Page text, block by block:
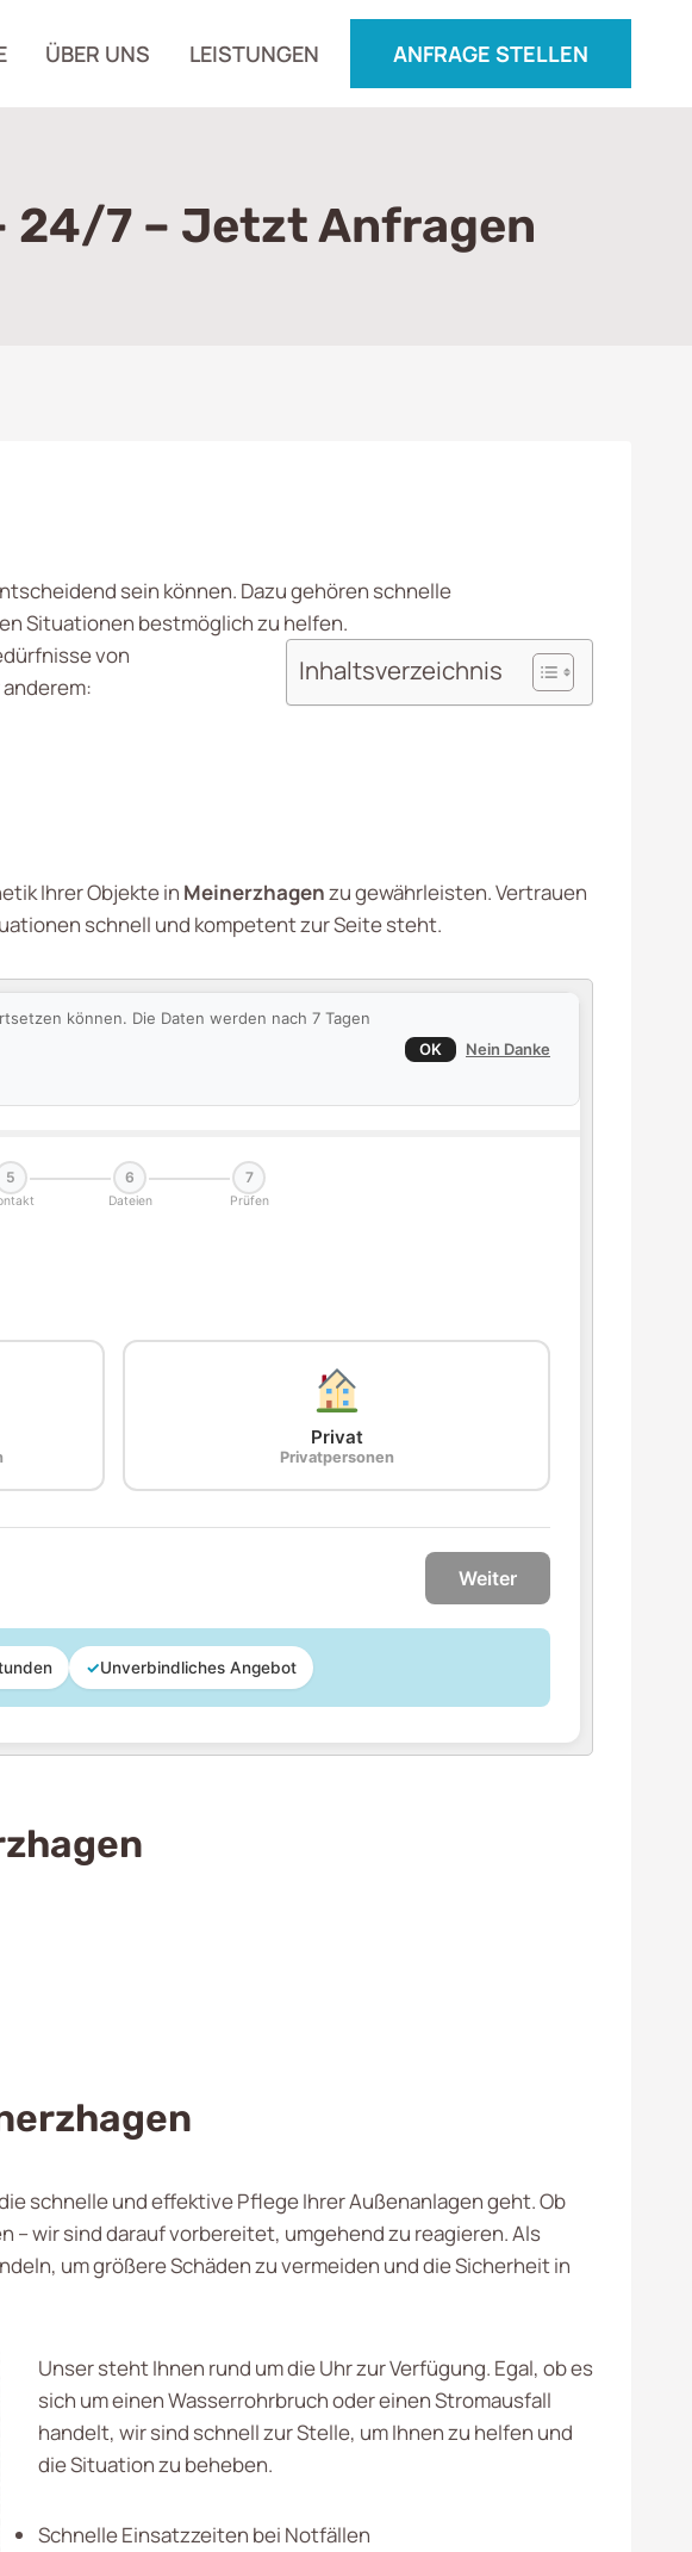
ÜBER UNS LEISTUNGEN ANFRAGE STELLEN
24/7 – Jetzt Anfragen
sein können. Dazu gehören schnelle
Situationen bestmöglich zu helfen.
Inhaltsverzeichnis
von
Ihrer Objekte in Meinerzhagenzu gewährleisten. Vertrauen
schnell und kompetent zur Seite steht.
können. Die Daten werden nach 7 Tagen
OK Nein Danke
5 6
Dateien
7
Prüfen
Privat
Privatpersonen
Weiter
✓Unverbindliches Angebot
schnelle und effektive Pflege Ihrer Außenanlagen geht. Ob
wir sind darauf vorbereitet, umgehend zu reagieren. Als
um größere Schäden zu vermeiden und die Sicherheit in
Unser steht Ihnen rund um die Uhr zur Verfügung. Egal, ob es
sich um einen Wasserrohrbruch oder einen Stromausfall
handelt, wir sind schnell zur Stelle, um Ihnen zu helfen und
die Situation zu beheben.
Schnelle Einsatzzeiten bei Notfällen